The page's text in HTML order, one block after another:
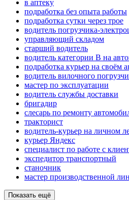
в аптеку
подработка без опыта работы
подработка сутки через трое
водитель погрузчика-
управляющий складом
старший водитель
водитель категории B на
подработка курьер на своём
водитель вилочного
мастер по эксплуатации
водитель службы доставки
бригадир
слесарь по ремонту
тракторист
водитель-курьер на личном
курьер Яндекс
специалист по работе с
экспедитор транспортный
станочник
мастер производственной
Показать ещё